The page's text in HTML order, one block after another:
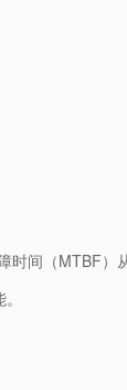
间（MTBF）